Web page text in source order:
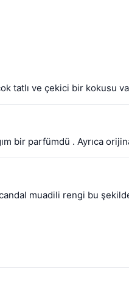
tatlı ve çekici bir kokusu
bir parfümdü . Ayrıca
muadili rengi bu